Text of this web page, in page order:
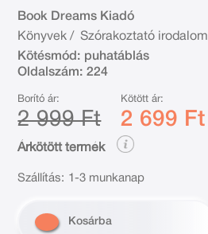
Book Dreams Kiadó
Könyvek / Szórakoztató irodalom
Kötésmód: puhatáblás
Oldalszám: 224
Borító ár:
2 999 Ft
Kötött ár:
2 699 Ft
Árkötött termék
Szállítás: 1-3 munkanap
Kosárba